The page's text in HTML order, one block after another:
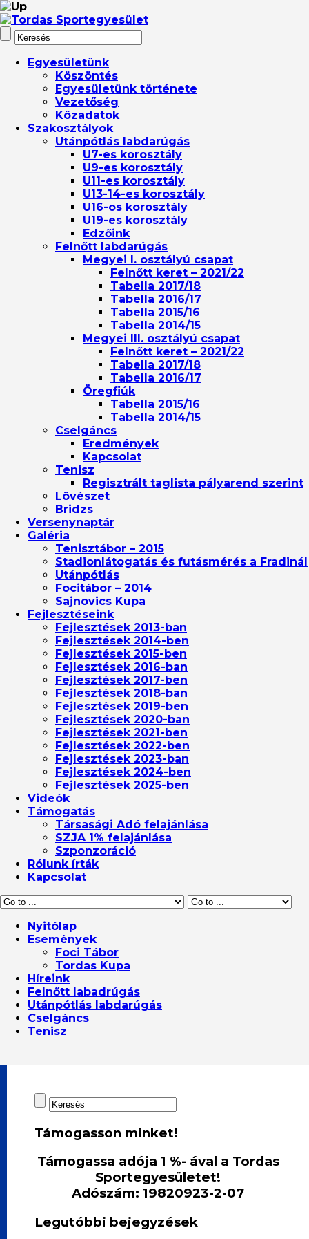
Egyesületünk
Köszöntés
Egyesületünk története
Vezetőség
Közadatok
Szakosztályok
Utánpótlás labdarúgás
U7-es korosztály
U9-es korosztály
U11-es korosztály
U13-14-es korosztály
U16-os korosztály
U19-es korosztály
Edzőink
Felnőtt labdarúgás
Megyei I. osztályú csapat
Felnőtt keret – 2021/22
Tabella 2017/18
Tabella 2016/17
Tabella 2015/16
Tabella 2014/15
Megyei III. osztályú csapat
Felnőtt keret – 2021/22
Tabella 2017/18
Tabella 2016/17
Öregfiúk
Tabella 2015/16
Tabella 2014/15
Cselgáncs
Eredmények
Kapcsolat
Tenisz
Regisztrált taglista pályarend szerint
Lövészet
Bridzs
Versenynaptár
Galéria
Tenisztábor – 2015
Stadionlátogatás és futásmérés a Fradinál
Utánpótlás
Focitábor – 2014
Sajnovics Kupa
Fejlesztéseink
Fejlesztések 2013-ban
Fejlesztések 2014-ben
Fejlesztések 2015-ben
Fejlesztések 2016-ban
Fejlesztések 2017-ben
Fejlesztések 2018-ban
Fejlesztések 2019-ben
Fejlesztések 2020-ban
Fejlesztések 2021-ben
Fejlesztések 2022-ben
Fejlesztések 2023-ban
Fejlesztések 2024-ben
Fejlesztések 2025-ben
Videók
Támogatás
Társasági Adó felajánlása
SZJA 1% felajánlása
Szponzoráció
Rólunk írták
Kapcsolat
Nyitólap
Események
Foci Tábor
Tordas Kupa
Híreink
Felnőtt labadrúgás
Utánpótlás labdarúgás
Cselgáncs
Tenisz
Támogasson minket!
Támogassa adója 1 %- ával a Tordas
Sportegyesületet!
Adószám: 19820923-2-07
Legutóbbi bejegyzések